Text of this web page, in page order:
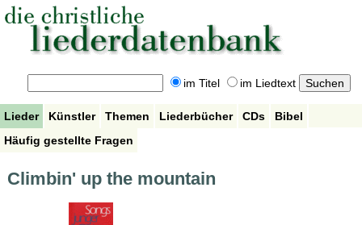
im Titel im Liedtext
Lieder Künstler Themen Liederbücher CDs
Bibel
Häufig gestellte Fragen
Climbin' up the mountain